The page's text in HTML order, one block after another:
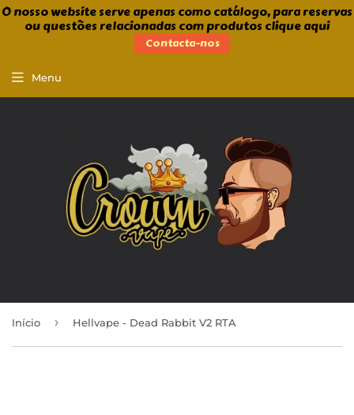
O nosso website serve apenas como catálogo, para reservas
ou questões relacionadas com produtos clique aqui
Contacta-nos
Menu
Início › Hellvape - Dead Rabbit V2 RTA